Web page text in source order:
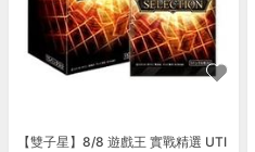
【雙子星】8/8 遊戲王 實戰精選 UTI